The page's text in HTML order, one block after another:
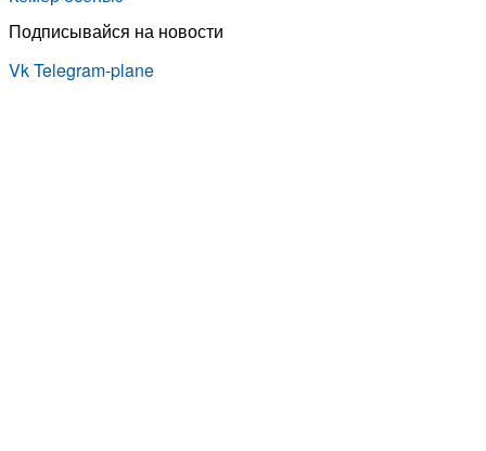
Подписывайся на новости
VkTelegram-plane